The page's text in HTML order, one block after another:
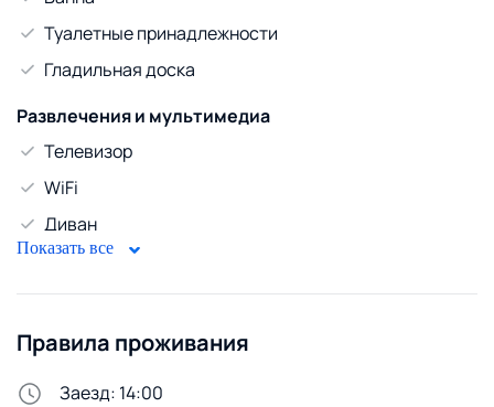
Туалетные принадлежности
Гладильная доска
Развлечения и мультимедиа
Телевизор
WiFi
Диван
Стирка и белье
Утюг
Показать все
Правила проживания
Заезд: 14:00